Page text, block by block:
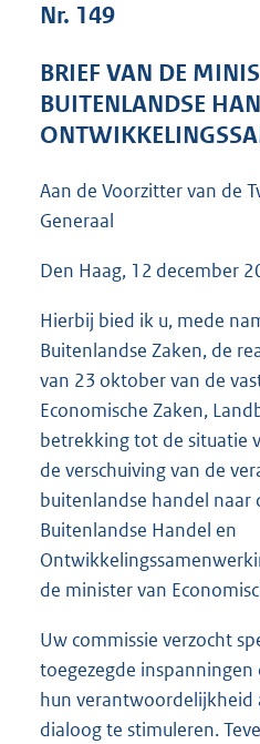
Nr. 149
BRIEF VAN DE
BUITENLANDSE
Aan de Voorzitter van de
Generaal
Den Haag, 12 december
Hierbij bied ik u, mede
Buitenlandse Zaken, de
van 23 oktober van de
Economische Zaken,
betrekking tot de situatie
de verschuiving van de
buitenlandse handel naar
Buitenlandse Handel en
de minister van
Uw commissie verzocht
toegezegde
hun verantwoordelijkheid
dialoog te stimuleren.